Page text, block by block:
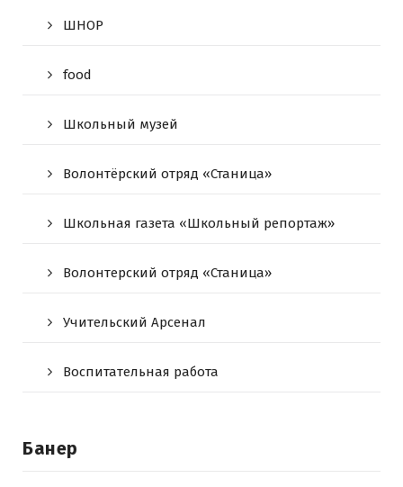
ШНОР
food
Школьный музей
Волонтёрский отряд «Станица»
Школьная газета «Школьный репортаж»
Волонтерский отряд «Станица»
Учительский Арсенал
Воспитательная работа
Банер